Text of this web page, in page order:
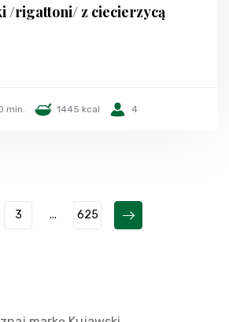
/rigattoni/ z ciecierzycą
min. 1445 kcal 4
3 ... 625